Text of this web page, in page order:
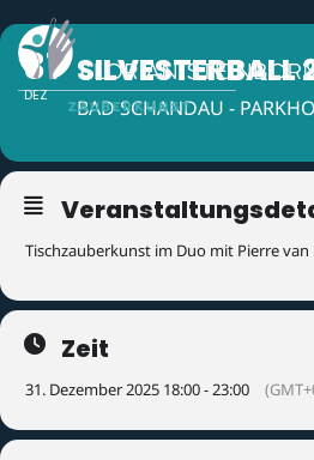
31
DEZ BAD SCHANDAU -
Tischzauberkunst im Duo mit Pierre
Zeit
31. Dezember 2025 18:00 - 23:00